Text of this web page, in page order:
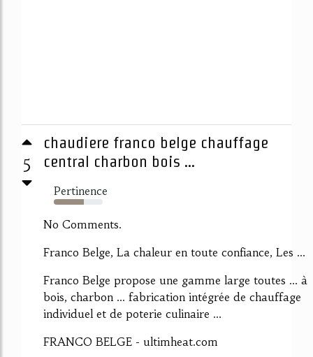
5
chaudiere franco belge chauffage
central charbon bois ...
Pertinence
61%
No Comments.
Franco Belge, La chaleur en toute confiance, Les ...
Franco Belge propose une gamme large toutes ... à
bois, charbon ... fabrication intégrée de chauffage
individuel et de poterie culinaire ...
FRANCO BELGE - ultimheat.com